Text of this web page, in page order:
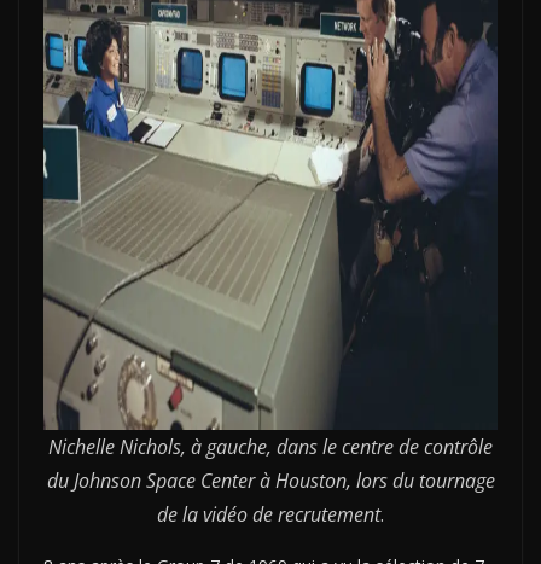
Nichelle Nichols, à gauche, dans le centre de contrôle
du Johnson Space Center à Houston, lors du tournage
de la vidéo de recrutement.